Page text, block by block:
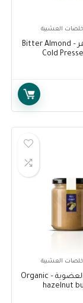
العشبية
زيت اللوز المر – Bitter Almond
Cold
العشبية
زبدة البندق العضوية – Organic
hazelnut